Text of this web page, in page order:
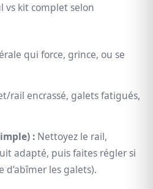
vs kit complet selon
qui force, grince, ou se
rail encrassé, galets fatigués,
: Nettoyez le rail,
adapté, puis faites régler si
d’abîmer les galets).